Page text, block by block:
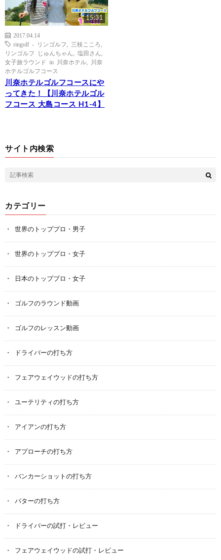
15:31
2017.04.14
ringolf - リンゴルフ
三枝こころ
リンゴルフ じゅんちゃん
塩田さん
女子旅ラウンド in 川奈ホテル
川奈
ホテルゴルフコース
川奈ホテルゴルフコースにや
ってきた！【川奈ホテルゴル
フコース 大島コース H1-4】
サイト内検索
カテゴリー
世界のトッププロ・男子
世界のトッププロ・女子
日本のトッププロ・女子
ゴルフのラウンド動画
ゴルフのレッスン動画
ドライバーの打ち方
フェアウェイウッドの打ち方
ユーテリティの打ち方
アイアンの打ち方
アプローチの打ち方
バンカーショットの打ち方
パターの打ち方
ドライバーの試打・レビュー
フェアウェイウッドの試打・レビュー